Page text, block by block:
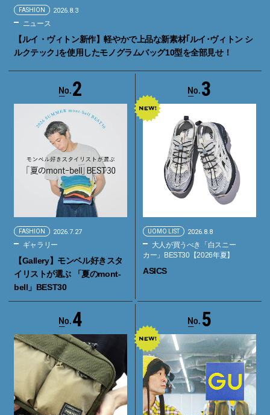
FASHION 2026.8.3
ニュース
【ルイ・ヴィトン新作】軽やかで上品な新素材｢ルイ･ヴィトン シ
ルクテック｣を使用したモノグラムバッグ10型を全部見せ！
2
FASHION 2026.7.27
ギャラリー
【Gallery】モンベル好きスタ
イリストが選ぶ 「夏のmont-
bell」BEST30
3
UOMO LIST 2026.8.8
大人が買うべき「白スニー
カー」BEST30【2026年夏】
ASICS
4 5